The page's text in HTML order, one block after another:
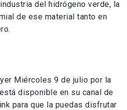
del hidrógeno verde, la
de ese material tanto en
Miércoles 9 de julio por la
disponible en su canal de
para que la puedas disfrutar